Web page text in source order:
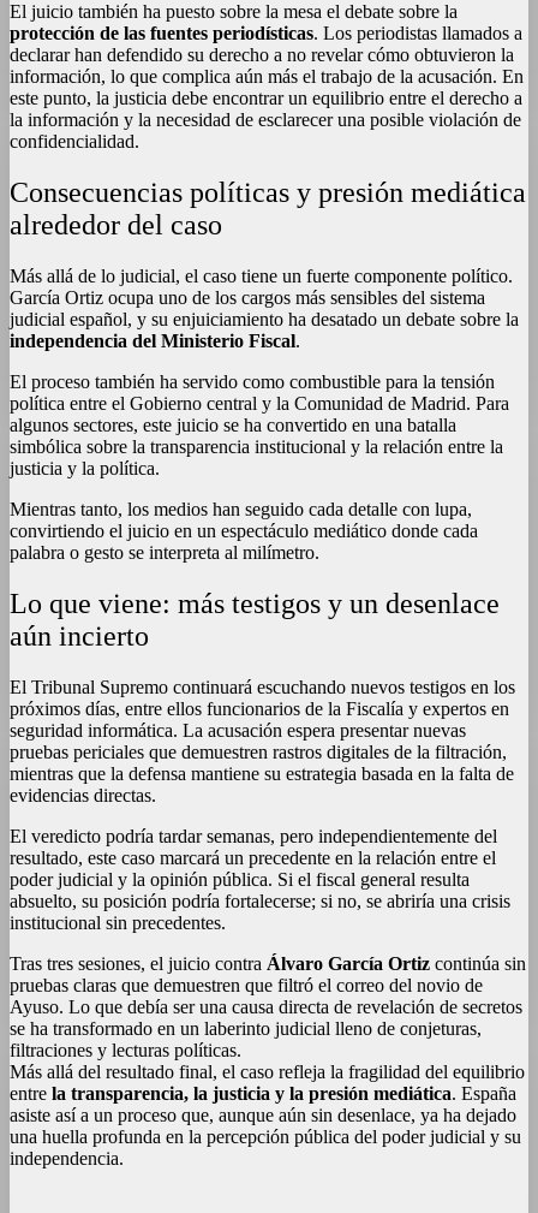
El juicio también ha puesto sobre la mesa el debate sobre la
protección de las fuentes periodísticas. Los periodistas llamados a
declarar han defendido su derecho a no revelar cómo obtuvieron la
información, lo que complica aún más el trabajo de la acusación. En
este punto, la justicia debe encontrar un equilibrio entre el derecho a
la información y la necesidad de esclarecer una posible violación de
confidencialidad.
Consecuencias políticas y presión mediática
alrededor del caso
Más allá de lo judicial, el caso tiene un fuerte componente político.
García Ortiz ocupa uno de los cargos más sensibles del sistema
judicial español, y su enjuiciamiento ha desatado un debate sobre la
independencia del Ministerio Fiscal.
El proceso también ha servido como combustible para la tensión
política entre el Gobierno central y la Comunidad de Madrid. Para
algunos sectores, este juicio se ha convertido en una batalla
simbólica sobre la transparencia institucional y la relación entre la
justicia y la política.
Mientras tanto, los medios han seguido cada detalle con lupa,
convirtiendo el juicio en un espectáculo mediático donde cada
palabra o gesto se interpreta al milímetro.
Lo que viene: más testigos y un desenlace
aún incierto
El Tribunal Supremo continuará escuchando nuevos testigos en los
próximos días, entre ellos funcionarios de la Fiscalía y expertos en
seguridad informática. La acusación espera presentar nuevas
pruebas periciales que demuestren rastros digitales de la filtración,
mientras que la defensa mantiene su estrategia basada en la falta de
evidencias directas.
El veredicto podría tardar semanas, pero independientemente del
resultado, este caso marcará un precedente en la relación entre el
poder judicial y la opinión pública. Si el fiscal general resulta
absuelto, su posición podría fortalecerse; si no, se abriría una crisis
institucional sin precedentes.
Tras tres sesiones, el juicio contra Álvaro García Ortiz continúa sin
pruebas claras que demuestren que filtró el correo del novio de
Ayuso. Lo que debía ser una causa directa de revelación de secretos
se ha transformado en un laberinto judicial lleno de conjeturas,
filtraciones y lecturas políticas.
Más allá del resultado final, el caso refleja la fragilidad del equilibrio
entre la transparencia, la justicia y la presión mediática. España
asiste así a un proceso que, aunque aún sin desenlace, ya ha dejado
una huella profunda en la percepción pública del poder judicial y su
independencia.